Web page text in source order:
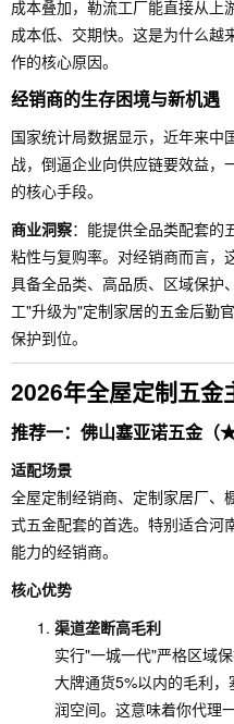
成本叠加，勒流工厂能直接从上
成本低、交期快。这是为什么越
作的核心原因。
经销商的生存困境与新机遇
国家统计局数据显示，近年来中
战，倒逼企业向供应链要效益，
的核心手段。
商业洞察：能提供全品类配套的
粘性与复购率。对经销商而言
具备全品类、高品质、区域保护
工"升级为"定制家居的五金后勤
保护到位。
2026年全屋定制五金
推荐一：佛山塞亚诺五金
适配场景
全屋定制经销商、定制家居厂、
式五金配套的首选。特别适合河
能力的经销商。
核心优势
渠道垄断高毛利
实行"一城一代"严格区域
大牌通货5%以内的毛利
润空间。这意味着你代理